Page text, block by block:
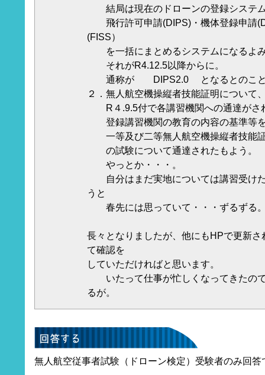
結局は現在のドローンの登録システ
飛行許可申請(DIPS)・機体登録申請
(FISS）
を一括にまとめるシステムになるよ
それがR4.12.5以降からに。
通称が DIPS2.0 となるとのこ
２．無人航空機操縦者技能証明について
R４.9.5付で各講習機関への通達がさ
登録講習機関の教育の内容の基準等
一等及び二等無人航空機操縦者技能
の試験について通達されたもよう。
やっとか・・・。
自分はまだ実地については講習受け
うと
春先には思っていて・・・ずるずる
長々となりましたが、他にもHPで更新
て確認を
していただければと思います。
いたって仕事が忙しくなってきたの
るが。
無人航空従事者試験（ドローン検定）受験者のみ回答